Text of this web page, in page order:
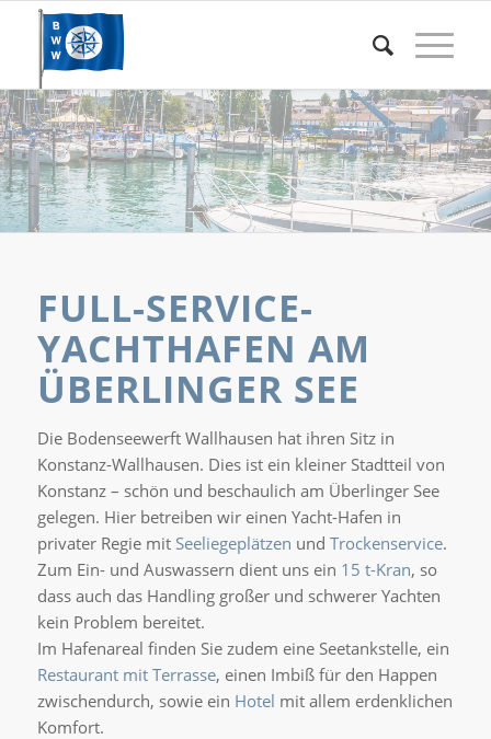
FULL-SERVICE-
YACHTHAFEN AM
ÜBERLINGER SEE
Die Bodenseewerft Wallhausen hat ihren Sitz in
Konstanz-Wallhausen. Dies ist ein kleiner Stadtteil von
Konstanz – schön und beschaulich am Überlinger See
gelegen. Hier betreiben wir einen Yacht-Hafen in
privater Regie mit Seeliegeplätzen und Trockenservice.
Zum Ein- und Auswassern dient uns ein 15 t-Kran, so
dass auch das Handling großer und schwerer Yachten
kein Problem bereitet.
Im Hafenareal finden Sie zudem eine Seetankstelle, ein
Restaurant mit Terrasse, einen Imbiß für den Happen
zwischendurch, sowie ein Hotel mit allem erdenklichen
Komfort.